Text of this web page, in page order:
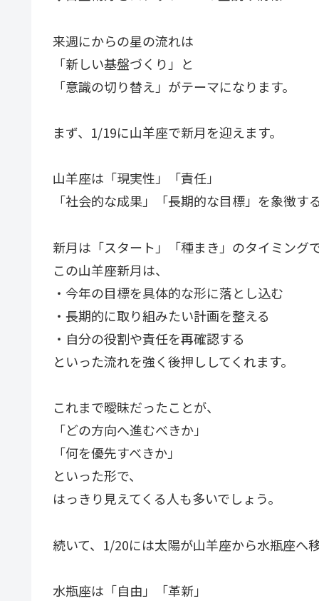
来週にからの星の流れは
「新しい基盤づくり」と
「意識の切り替え」がテーマになります。
まず、1/19に山羊座で新月を迎えます。
山羊座は「現実性」「責任」
「社会的な成果」「長期的な目標」を象徴す
新月は「スタート」「種まき」のタイミングで
この山羊座新月は、
・今年の目標を具体的な形に落とし込む
・長期的に取り組みたい計画を整える
・自分の役割や責任を再確認する
といった流れを強く後押ししてくれます。
これまで曖昧だったことが、
「どの方向へ進むべきか」
「何を優先すべきか」
といった形で、
はっきり見えてくる人も多いでしょう。
続いて、1/20には太陽が山羊座から水瓶座へ移
水瓶座は「自由」「革新」